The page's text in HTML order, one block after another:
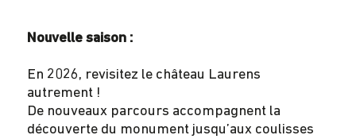
Nouvelle saison :
En 2026, revisitez le château Laurens
autrement !
De nouveaux parcours accompagnent la
découverte du monument jusqu’aux coulisses